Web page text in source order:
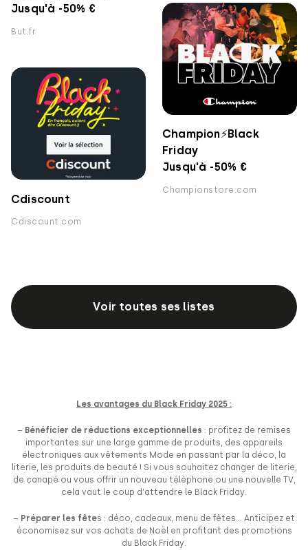
Jusqu'à -50% €
But.fr
Champion⚡️Black
Friday
Jusqu'à -50% €
Championstore.com
Cdiscount
Cdiscount.com
Voir toutes ses listes
Les avantages du Black Friday 2025 :
– Bénéficier de réductions exceptionnelles : profitez de remises
importantes sur une large gamme de produits, des appareils
électroniques aux vêtements Mode en passant par la déco, la
literie, les produits de beauté ! Si vous souhaitez changer de literie,
de canapé ou vous offrir un nouveau téléphone ou une nouvelle TV,
cela vaut le coup d’attendre le Black Friday.
– Préparer les fêtes : déco, cadeaux, menu de fêtes… Anticipez et
économisez sur vos achats de Noël en profitant des promotions
du Black Friday.